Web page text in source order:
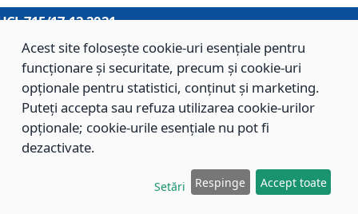
715/17.12.2021
Titlu: Aprobarea Planului de acţiuni sau lucrări de interes
local pentru anul 2022.
714/17.12.2021
Titlu: Modificarea Anexei la H.C.L. nr. 709/2020 privind
aprobarea Regulamentului de Organizare şi Funcţionare
Direcţiei de Asistenţă Socială Braşov.
Acest site folosește cookie-uri esențiale pentru
funcționare și securitate, precum și cookie-uri
opționale pentru statistici, conținut și marketing.
Puteți accepta sau refuza utilizarea cookie-urilor
opționale; cookie-urile esențiale nu pot fi
dezactivate.
Setări Respinge Accept toate